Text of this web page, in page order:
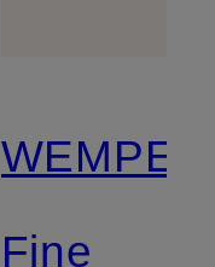
WEMPE
Fine